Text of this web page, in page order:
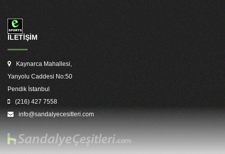
İLETİŞİM
Kaynarca Mahallesi,
Yanyolu Caddesi No:50
Pendik İstanbul
(216) 427 7558
info@sandalyecesitleri.com